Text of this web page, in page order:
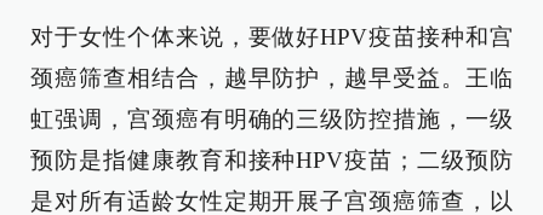
对于女性个体来说，要做好HPV疫苗接种和宫
颈癌筛查相结合，越早防护，越早受益。王临
虹强调，宫颈癌有明确的三级防控措施，一级
预防是指健康教育和接种HPV疫苗；二级预防
是对所有适龄女性定期开展子宫颈癌筛查，以